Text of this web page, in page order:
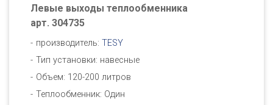
Левые выходы теплообменника
арт. 304735
производитель: TESY
Тип установки: навесные
Объем: 120-200 литров
Теплообменник: Один